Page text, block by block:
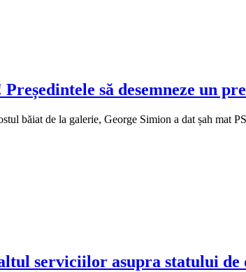
să desemneze un
băiat de la galerie, George Simion a dat șah mat
serviciilor asupra statului de